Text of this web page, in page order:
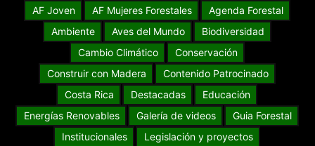
AF Joven AF Mujeres Forestales
Agenda Forestal
Ambiente
Aves del Mundo
Biodiversidad
Cambio Climático
Conservación
Construir con Madera
Contenido Patrocinado
Costa Rica
Destacadas
Educación
Energías Renovables
Galería de videos
Guia Forestal
Institucionales
Legislación y proyectos